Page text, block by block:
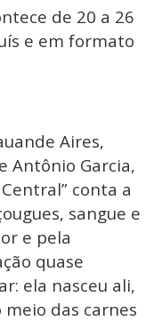
de 20 a 26
e em formato
Aires,
Antônio Garcia,
conta a
sangue e
e pela
quase
ela nasceu ali,
das carnes